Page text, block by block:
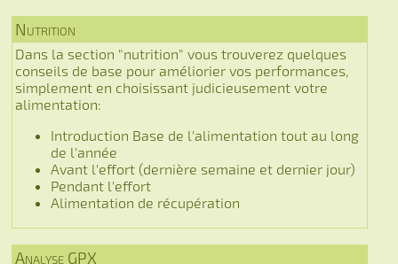
Nutrition
Dans la section "nutrition" vous trouverez quelques
conseils de base pour améliorier vos performances,
simplement en choisissant judicieusement votre
alimentation:
Introduction Base de l'alimentation tout au long
de l'année
Avant l'effort (dernière semaine et dernier jour)
Pendant l'effort
Alimentation de récupération
Analyse GPX